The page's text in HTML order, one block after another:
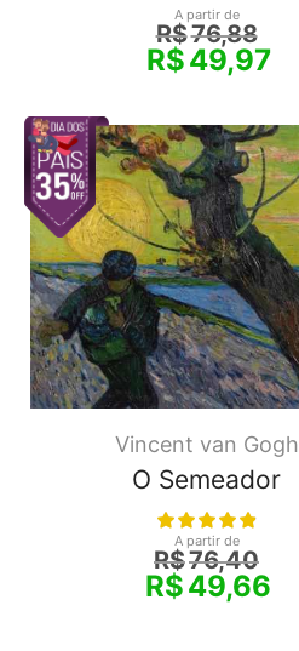
A partir de
R$76,88
R$49,97
Vincent van Gogh
O Semeador
A partir de
R$76,40
R$49,66